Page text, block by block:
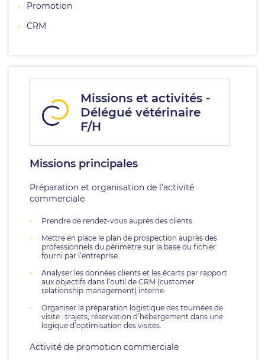
Promotion
CRM
Missions et activités -
Délégué vétérinaire
F/H
Missions principales
Préparation et organisation de l’activité
commerciale
Prendre de rendez-vous auprès des clients.
Mettre en place le plan de prospection auprès des
professionnels du périmètre sur la base du fichier
fourni par l’entreprise.
Analyser les données clients et les écarts par rapport
aux objectifs dans l’outil de CRM (customer
relationship management) interne.
Organiser la préparation logistique des tournées de
visite : trajets, réservation d’hébergement dans une
logique d’optimisation des visites.
Activité de promotion commerciale